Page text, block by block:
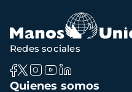
Navegación
Quienes somos
Redes sociales